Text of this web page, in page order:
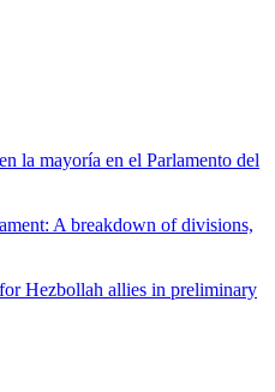
la mayoría en el Parlamento del
A breakdown of divisions,
Hezbollah allies in preliminary